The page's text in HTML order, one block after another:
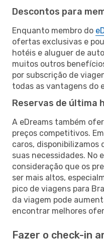
Descontos para
Enquanto membro do
ofertas exclusivas e
hotéis e aluguer de
muitos outros
por subscrição de
todas as vantagens do
Reservas de última
A eDreams também
preços competitivos.
caros, disponibilizamos
suas necessidades. No
consideração que os
ser mais altos,
pico de viagens para
da viagem pode
encontrar melhores
Fazer o check-in